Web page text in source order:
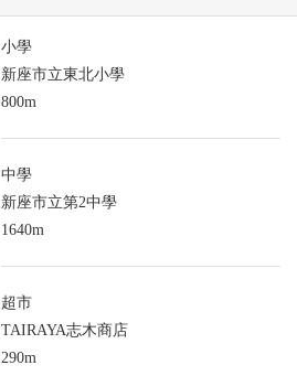
小學
新座市立東北小學
800m
中學
新座市立第2中學
1640m
超市
TAIRAYA志木商店
290m